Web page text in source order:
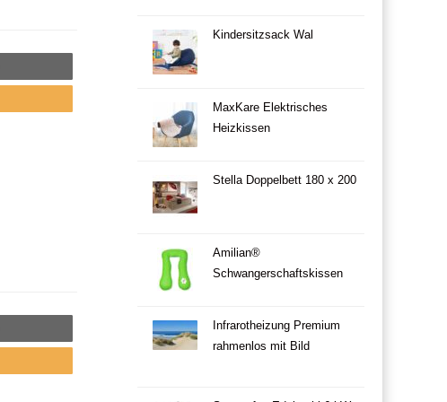
Kindersitzsack Wal
MaxKare Elektrisches
Heizkissen
Stella Doppelbett 180 x 200
Amilian®
Schwangerschaftskissen
Infrarotheizung Premium
rahmenlos mit Bild